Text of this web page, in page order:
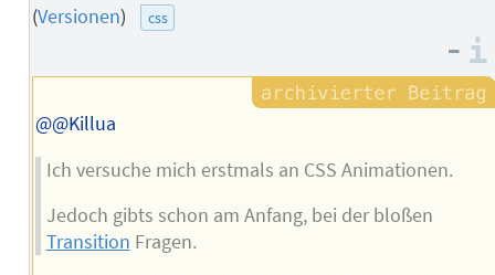
(Versionen) css
–
@@Killua
Ich versuche mich erstmals an CSS Animationen.
Jedoch gibts schon am Anfang, bei der bloßen
Transition Fragen.